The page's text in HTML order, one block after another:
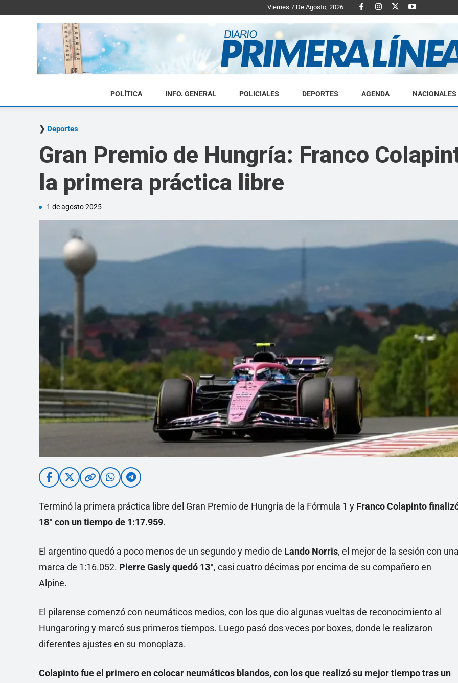
Viernes 7 De Agosto, 2026
Diario
POLÍTICA INFO. GENERAL POLICIALES DEPORTES AGENDA NACIONALES
Deportes
Gran Premio de Hungría: Franco
la primera práctica libre
1 de agosto 2025
Terminó la primera práctica libre del Gran Premio de Hungría de la Fórmula 1 y Franco Colapinto
18° con un tiempo de 1:17.959.
El argentino quedó a poco menos de un segundo y medio de Lando Norris, el mejor de la sesión con
marca de 1:16.052. Pierre Gasly quedó 13°, casi cuatro décimas por encima de su compañero en
Alpine.
El pilarense comenzó con neumáticos medios, con los que dio algunas vueltas de reconocimiento al
Hungaroring y marcó sus primeros tiempos. Luego pasó dos veces por boxes, donde le realizaron
diferentes ajustes en su monoplaza.
Colapinto fue el primero en colocar neumáticos blandos, con los que realizó su mejor tiempo tras un